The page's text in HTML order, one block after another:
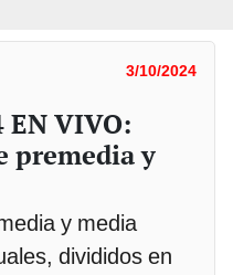
3/10/2024
EN VIVO:
premedia y
y media
divididos en